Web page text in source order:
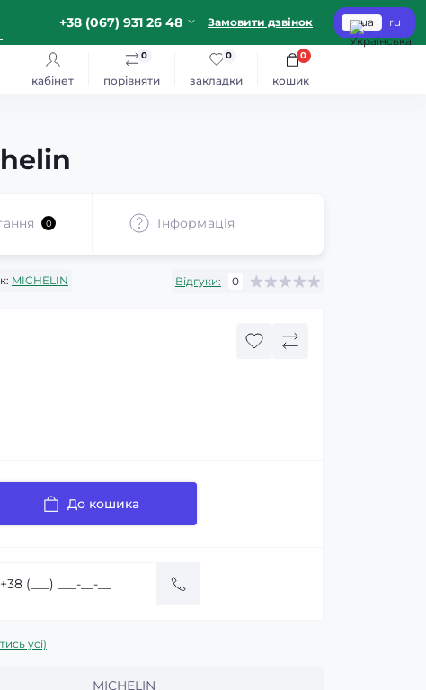
+38 (067) 931 26 48 Замовити дзвінок ua ru
кабінет
порівняти
0
закладки
0
кошик
0
0 Iнформація
MICHELIN Відгуки: 0
До кошика
усі)
MICHELIN